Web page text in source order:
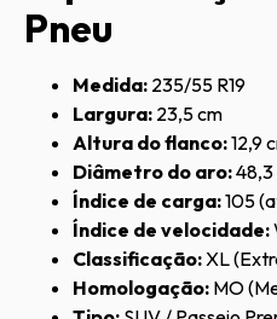
Pneu
Medida: 235/55 R19
Largura: 23,5 cm
Altura do flanco:12,9
Diâmetro do aro:48,3
Índice de carga:105
Índice de velocidade:
Classificação:XL
Homologação: MO